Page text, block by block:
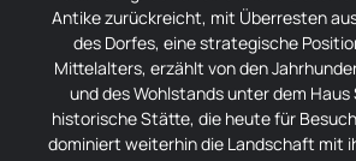
Antike zurückreicht, mit Überresten
des Dorfes, eine strategische
Mittelalters, erzählt von den
und des Wohlstands unter dem Haus
historische Stätte, die heute für
dominiert weiterhin die Landschaft mit